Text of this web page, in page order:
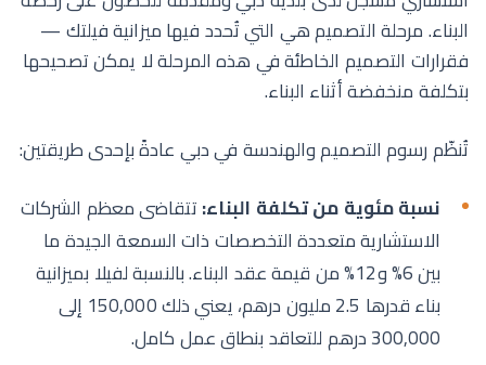
البناء. مرحلة التصميم هي التي تُحدد فيها ميزانية فيلتك —
فقرارات التصميم الخاطئة في هذه المرحلة لا يمكن تصحيحها
بتكلفة منخفضة أثناء البناء.
تُنظّم رسوم التصميم والهندسة في دبي عادةً بإحدى طريقتين:
نسبة مئوية من تكلفة البناء:تتقاضى معظم الشركات
الاستشارية متعددة التخصصات ذات السمعة الجيدة ما
بين 6% و12% من قيمة عقد البناء. بالنسبة لفيلا بميزانية
بناء قدرها 2.5 مليون درهم، يعني ذلك 150,000 إلى
300,000 درهم للتعاقد بنطاق عمل كامل.